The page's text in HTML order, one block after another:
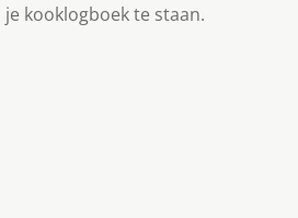
kooklogboek te staan.